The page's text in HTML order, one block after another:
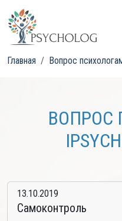
Главная Вопрос
ВОПРОС
13.10.2019
Самоконтроль